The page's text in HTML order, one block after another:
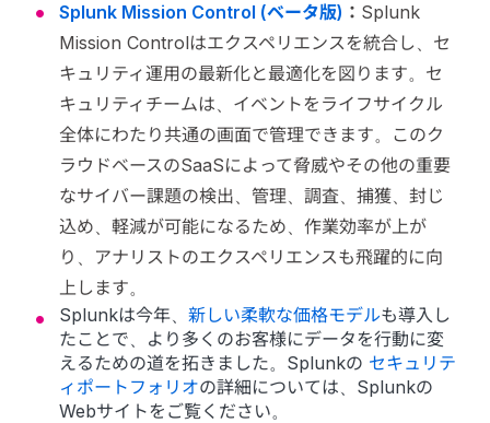
Splunk Mission Control (ベータ版) ： Splunk
Mission Controlはエクスペリエンスを統合し、セ
キュリティ運用の最新化と最適化を図ります。セ
キュリティチームは、イベントをライフサイクル
全体にわたり共通の画面で管理できます。このク
ラウドベースのSaaSによって脅威やその他の重要
なサイバー課題の検出、管理、調査、捕獲、封じ
込め、軽減が可能になるため、作業効率が上が
り、アナリストのエクスペリエンスも飛躍的に向
上します。
Splunkは今年、 新しい柔軟な価格モデルも導入し
たことで、より多くのお客様にデータを行動に変
えるための道を拓きました。Splunkの セキュリテ
ィポートフォリオの詳細については、Splunkの
Webサイトをご覧ください。